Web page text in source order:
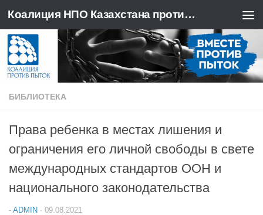
Перейти к содержимому Коалиция НПО Казахстана против пыток
БИБЛИОТЕКА
Права ребенка в местах лишения и
ограничения его личной свободы в свете
международных стандартов ООН и
национального законодательства
- ADMIN · 09.08.2021